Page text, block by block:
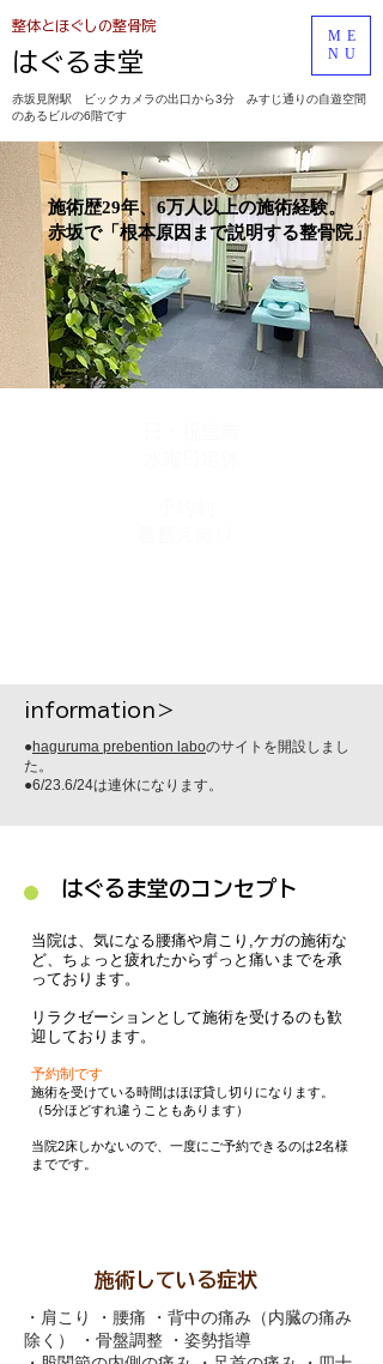
ME
NU
​整体とほぐしの整骨院
​はぐるま堂
​赤坂見附駅
ビックカメラの出口から3分 みすじ通りの自遊空間
のあるビルの6階です
​施術歴29年、6万人以上の施術経験。
​赤坂で「根本原因まで説明する整骨院」
​information＞
​●haguruma prebention laboのサイトを開設しまし
た。
●6/23.6/24は連休になります。
​はぐるま堂のコンセプト
当院は、気になる腰痛や肩こり,ケガの施術な
ど、ちょっと疲れたからずっと痛いまでを承
っております。
リラクゼーションとして施術を受けるのも歓
迎しております。
予約制です
施術を受けている時間はほぼ貸し切りになります。
（5分ほどすれ違うこともあります）
当院2床しかないので、一度にご予約できるのは2名様
までです。
​施術している症状
・肩こり ・腰痛 ・背中の痛み（内臓の痛み
除く） ・骨盤調整 ・姿勢指導